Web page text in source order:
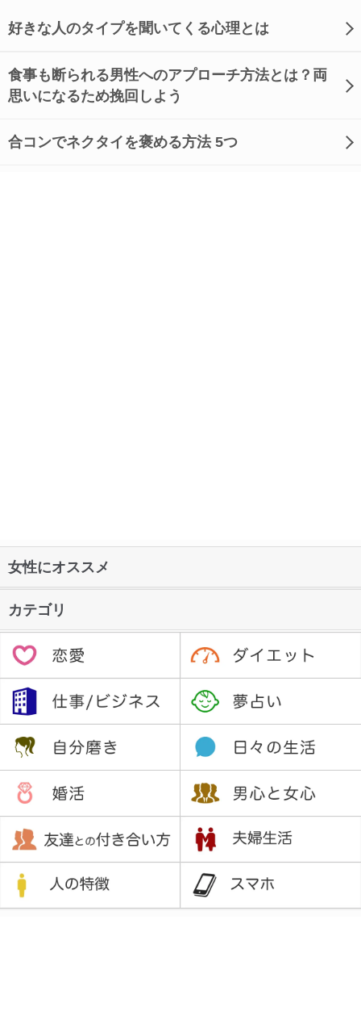
好きな人のタイプを聞いてくる心理とは
食事も断られる男性へのアプローチ方法とは？両
思いになるため挽回しよう
合コンでネクタイを褒める方法 5つ
女性にオススメ
カテゴリ